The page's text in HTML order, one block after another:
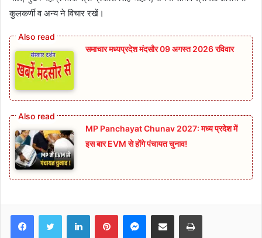
कुलकर्णी व अन्य ने विचार रखें।
समाचार मध्यप्रदेश मंदसौर 09 अगस्त 2026 रविवार
MP Panchayat Chunav 2027: मध्य प्रदेश में
इस बार EVM से होंगे पंचायत चुनाव!
FacebookTwitter LinkedInPinterestMessenger
Share via Email Print